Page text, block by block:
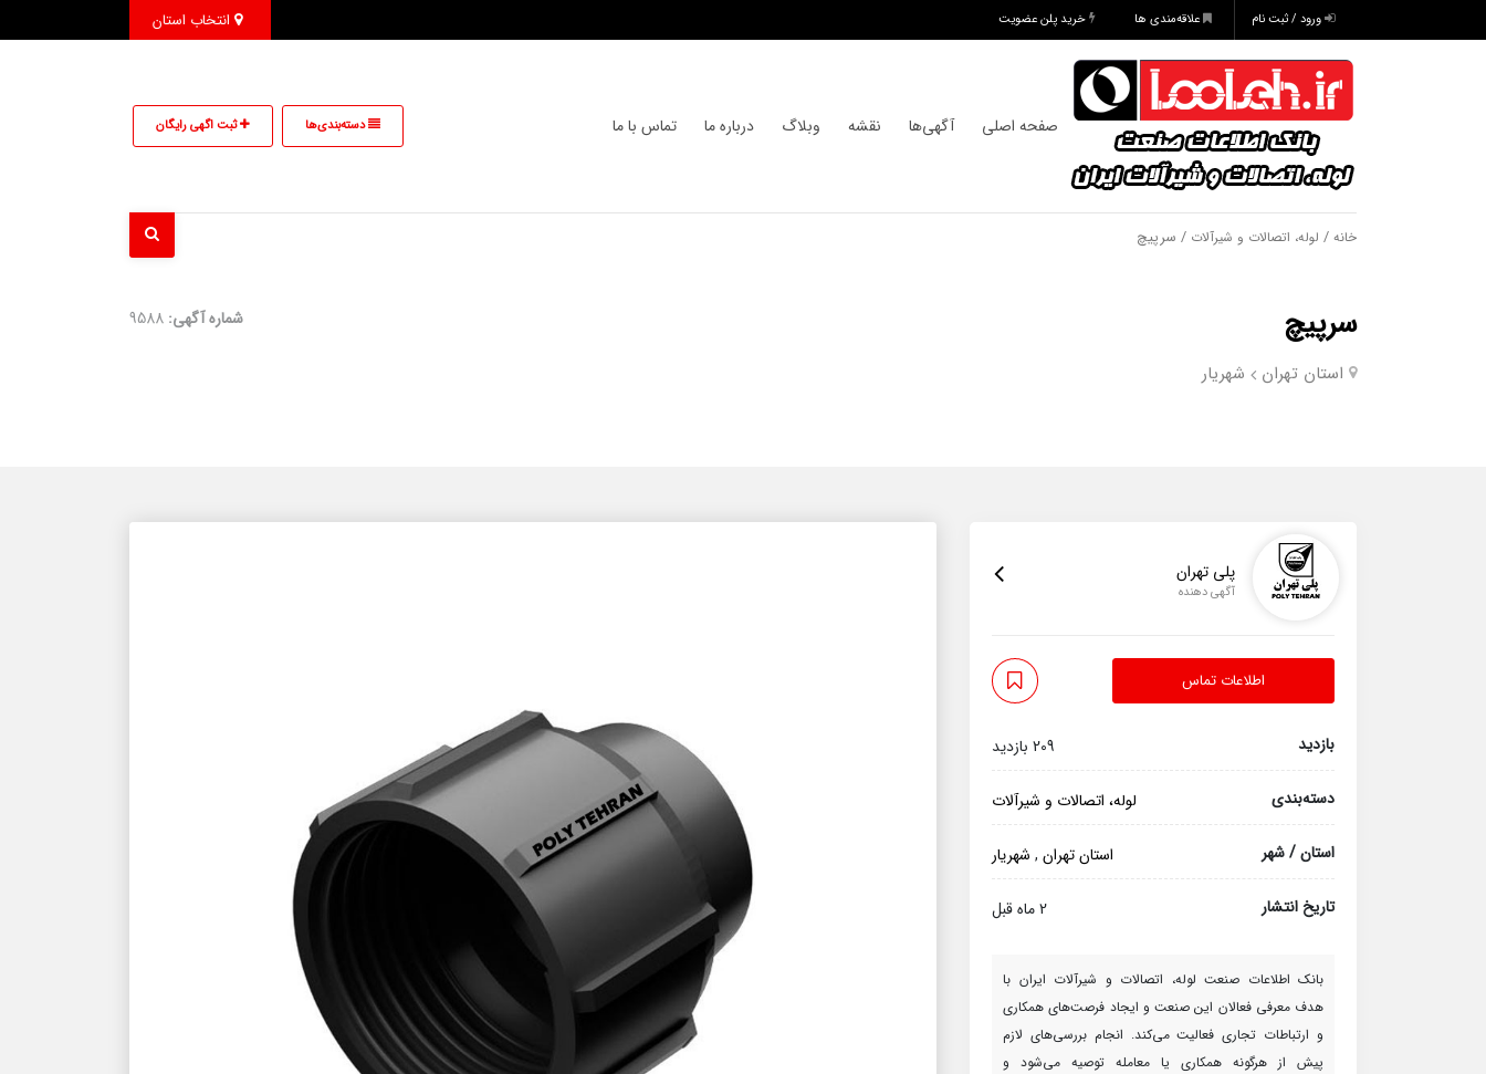
ورود / ثبت نام علاقه‌مندی ها خرید پلن عضویت
صفحه اصلی آگهی‌ها نقشه وبلاگ درباره ما تماس با ما دسته‌بندی‌ها ثبت اگهی رایگان
خانه / لوله، اتصالات و شیرآلات / سرپیچ
سرپیچ
استان تهران شهریار
شماره آگهی: 9588
پلی تهران
آگهی دهنده
اطلاعات تماس
بازدید 209 بازدید
دسته‌بندی لوله، اتصالات و شیرآلات
استان / شهر استان تهران , شهریار
تاریخ انتشار 2 ماه قبل
بانک اطلاعات صنعت لوله، اتصالات و شیرآلات ایران با
هدف معرفی فعالان این صنعت و ایجاد فرصت‌های همکاری
و ارتباطات تجاری فعالیت می‌کند. انجام بررسی‌های لازم
پیش از هرگونه همکاری یا معامله توصیه می‌شود و